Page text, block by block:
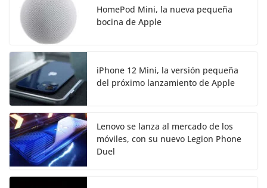
HomePod Mini, la nueva pequeña
bocina de Apple
iPhone 12 Mini, la versión pequeña
del próximo lanzamiento de Apple
Lenovo se lanza al mercado de los
móviles, con su nuevo Legion Phone
Duel